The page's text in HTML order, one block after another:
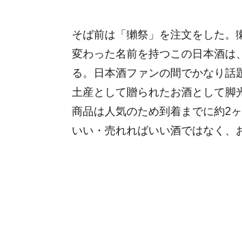
そば前は「獺祭」を注文をした
変わった名前を持つこの日本酒は
る。日本酒ファンの間でかなり
土産として贈られたお酒として脚
商品は人気のため到着までに約2
いい・売れればいい酒ではなく、